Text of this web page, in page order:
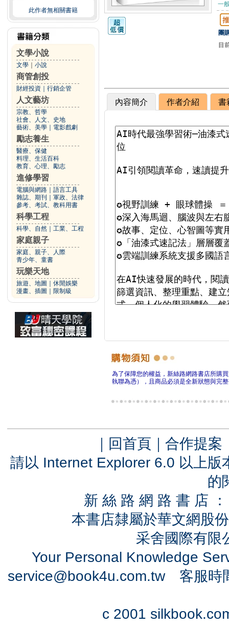
此作者無相關書籍
文學小說
文學 小說
商管創投
財經投資 行銷企管
人文藝坊
宗教、哲學
社會、人文、史地
藝術、美學
電影戲劇
勵志養生
醫療、保健
料理、生活百科
教育、心理、勵志
進修學習
電腦與網路
語言工具
雜誌、期刊
軍政、法律
參考、考試、教科用書
科學工程
科學、自然 工業、工程
家庭親子
家庭、親子、人際
青少年、童書
玩樂天地
旅遊、地圖
休閒娛樂
漫畫、插圖
限制級
一
團
目
內容簡介 作者介紹 書
為了保障您的權益，新絲路網路書店所購
執聯為憑），且商品必須是全新狀態與完
｜ 回首頁 ｜ 合作提案
請以 Internet Explorer 6.0 以上
的
新 絲 路 網 路 書 店
本書店隸屬於華文網股
采舍國際有
Your Personal Knowledge
service@book4u.com.tw客服時
c 2001